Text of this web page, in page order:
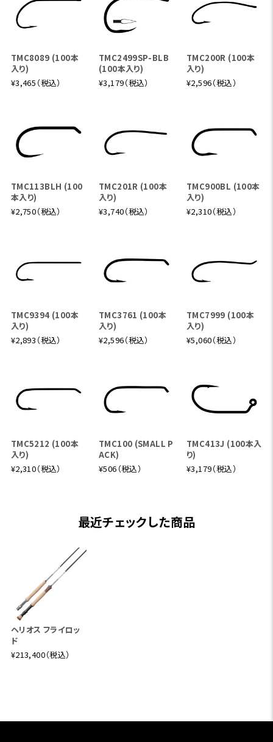
ヘリオス F フィネス 764-4
7'6" #4
プレゼンテーションの繊細さとパワーのバランスが絶妙な4
番ショートロッド。木々の覆いかぶさるような渓流でも、力強
8'6" #4
やや長めのレングスにより、メンディングやロングドリフトが
しやすく、特に中規模の川でのドライ・ニンフ兼用に優れた一
9' #4
4番の軽快さに加え、9フィートならではの懐の深さを持った
8'6" #5
繊細さと汎用性を両立した、フィネスシリーズの中核モデル。
対応し、トラウトフィッシングにおける“正統派”の一本として
が、長時間の釣りでも疲れを感じさせません。
ヘリオス F フィネス 905-4
9' #5
Helios 4 Fの中核を担う9フィートのスタンダードロッド。パ
ワーと繊細さを高次元でバランスさせた設計は、どんなフラ
TMC8089 (100本
入り)
¥3,465（税込）
TMC2499SP-BLB
(100本入り)
¥3,179（税込）
TMC200R (100本
入り)
¥2,596（税込）
TMC113BLH (100
本入り)
¥2,750（税込）
TMC201R (100本
入り)
¥3,740（税込）
TMC900BL (100本
入り)
¥2,310（税込）
TMC9394 (100本
入り)
¥2,893（税込）
TMC3761 (100本
入り)
¥2,596（税込）
TMC7999 (100本
入り)
¥5,060（税込）
TMC5212 (100本
入り)
¥2,310（税込）
TMC100 (SMALL P
ACK)
¥506（税込）
TMC413J (100本入
り)
¥3,179（税込）
最近チェックした商品
ヘリオス フライロッ
ド
¥213,400（税込）